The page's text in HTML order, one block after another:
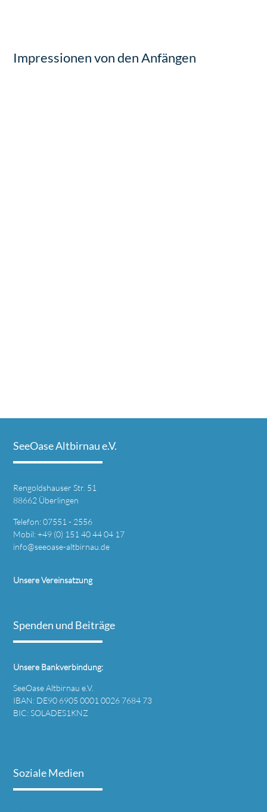
Impressionen von den Anfängen
SeeOase Altbirnau e.V.
Rengoldshauser Str. 51
88662 Überlingen
Telefon: 07551 - 2556
Mobil: +49 (0) 151 40 44 04 17
info@seeoase-altbirnau.de
Unsere Vereinsatzung
Spenden und Beiträge
Unsere Bankverbindung:
SeeOase Altbirnau e.V.
IBAN: DE90 6905 0001 0026 7684 73
BIC: SOLADES1KNZ
Soziale Medien